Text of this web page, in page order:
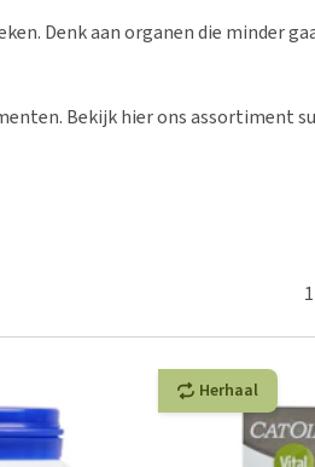
Ouderdom en dementie
Spieren, pezen en botten
Help! Mijn hond plast in
Bekijk alles
Denk aan organen die minder
Bekijk hier ons assortiment
1
Herhaal